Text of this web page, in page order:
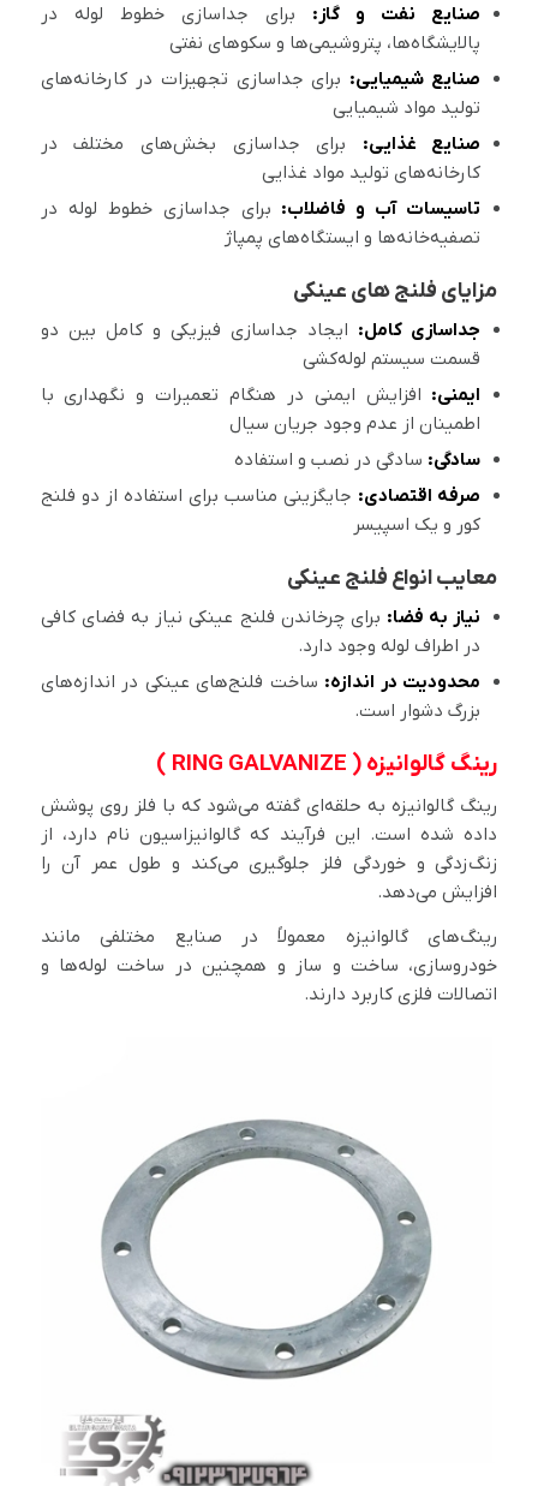
صنایع نفت و گاز: برای جداسازی خطوط لوله در
پالایشگاه‌ها، پتروشیمی‌ها و سکوهای نفتی
صنایع شیمیایی: برای جداسازی تجهیزات در کارخانه‌های
تولید مواد شیمیایی
صنایع غذایی: برای جداسازی بخش‌های مختلف در
کارخانه‌های تولید مواد غذایی
تاسیسات آب و فاضلاب: برای جداسازی خطوط لوله در
تصفیه‌خانه‌ها و ایستگاه‌های پمپاژ
مزایای فلنج های عینکی
جداسازی کامل: ایجاد جداسازی فیزیکی و کامل بین دو
قسمت سیستم لوله‌کشی
ایمنی: افزایش ایمنی در هنگام تعمیرات و نگهداری با
اطمینان از عدم وجود جریان سیال
سادگی: سادگی در نصب و استفاده
صرفه اقتصادی: جایگزینی مناسب برای استفاده از دو فلنج
کور و یک اسپیسر
معایب انواع فلنج عینکی
نیاز به فضا: برای چرخاندن فلنج عینکی نیاز به فضای کافی
در اطراف لوله وجود دارد.
محدودیت در اندازه: ساخت فلنج‌های عینکی در اندازه‌های
بزرگ دشوار است.
رینگ گالوانیزه ( RING GALVANIZE )
رینگ گالوانیزه به حلقه‌ای گفته می‌شود که با فلز روی پوشش
داده شده است. این فرآیند که گالوانیزاسیون نام دارد، از
زنگ‌زدگی و خوردگی فلز جلوگیری می‌کند و طول عمر آن را
افزایش می‌دهد.
رینگ‌های گالوانیزه معمولاً در صنایع مختلفی مانند
خودروسازی، ساخت و ساز و همچنین در ساخت لوله‌ها و
اتصالات فلزی کاربرد دارند.